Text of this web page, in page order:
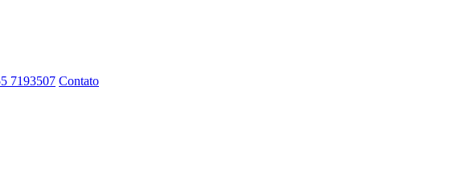
7193507 Contato